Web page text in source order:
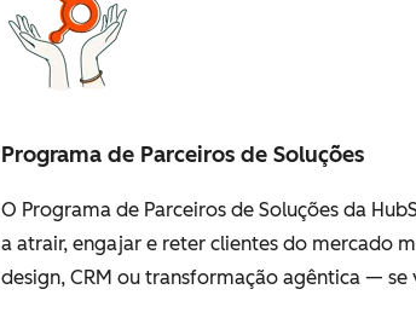
Programa de Parceiros de Soluções
O Programa de Parceiros de Soluções da
a atrair, engajar e reter clientes do mercado
design, CRM ou transformação agêntica —